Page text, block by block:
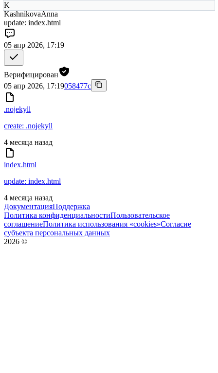
K
KashnikovaAnna
update: index.html
05 апр 2026, 17:19
Верифицирован
05 апр 2026, 17:19058477c
.nojekyll
create: .nojekyll
4 месяца назад
index.html
update: index.html
4 месяца назад
ДокументацияПоддержка
Политика конфиденциальностиПользовательское
соглашениеПолитика использования «cookies»Согласие
субъекта персональных данных
2026 ©